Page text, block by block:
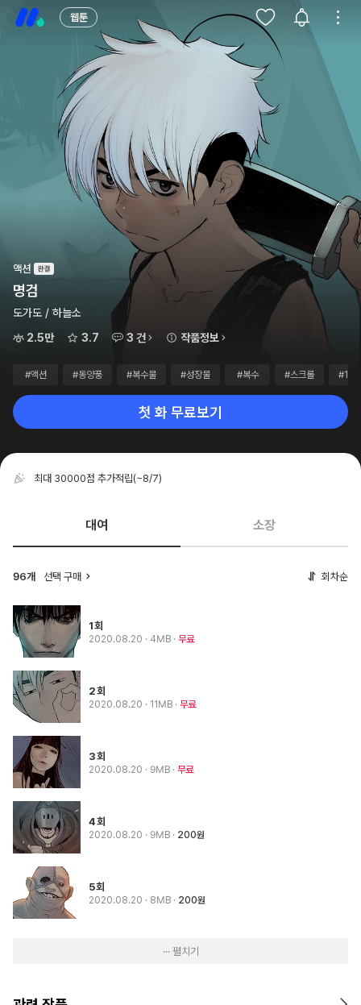
웹툰
액션
명검
도가도 / 하늘소
2.5만
3.7 3 건 작품정보
#액션 #동양풍 #복수물 #성장물 #복수 #스크롤 #1만
첫 화 무료보기
최대 30000점 추가적립(~8/7)
대여 소장
96개 선택 구매 회차순
1회
2020.08.20 · 4MB 무료
2회
2020.08.20 · 11MB 무료
3회
2020.08.20 · 9MB 무료
4회
2020.08.20 · 9MB 200원
5회
2020.08.20 · 8MB 200원
··· 펼치기